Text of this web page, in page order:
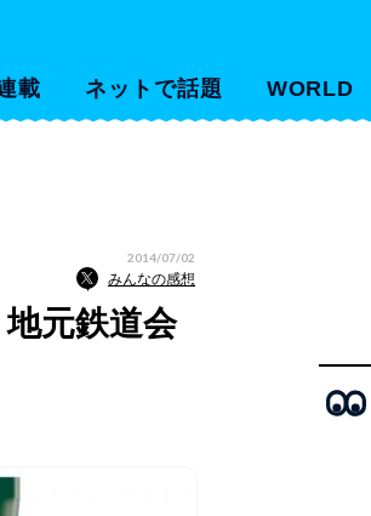
載 ネットで話題 WORLD
2014/07/02
みんなの感想
元鉄道会